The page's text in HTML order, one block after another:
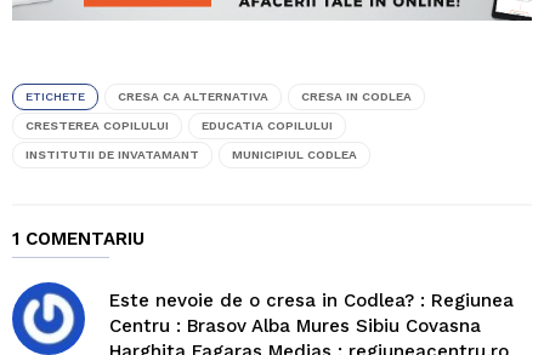
ETICHETE CRESA CA ALTERNATIVA CRESA IN CODLEA
CRESTEREA COPILULUI EDUCATIA COPILULUI
INSTITUTII DE INVATAMANT MUNICIPIUL CODLEA
1 COMENTARIU
Este nevoie de o cresa in Codlea? : Regiunea
Centru : Brasov Alba Mures Sibiu Covasna